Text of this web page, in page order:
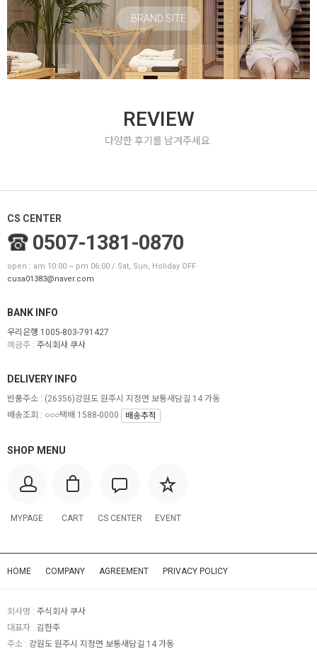
BRAND SITE
REVIEW
다양한 후기를 남겨주세요.
CS CENTER
0507-1381-0870
open : am 10:00 ~ pm 06:00 / Sat, Sun, Holiday OFF
cusa01383@naver.com
BANK INFO
우리은행 1005-803-791427
예금주 : 주식회사 쿠사
SHOP MENU
MYPAGE CART CS CENTER EVENT
DELIVERY INFO
반품주소 : (26356)강원도 원주시 지정면 보통새담길 14 가동
배송조회 : ○○○택배 1588-0000
배송추적
HOME COMPANY AGREEMENT PRIVACY POLICY
회사명 : 주식회사 쿠사
대표자 : 김한주
주소 : 강원도 원주시 지정면 보통새담길 14 가동